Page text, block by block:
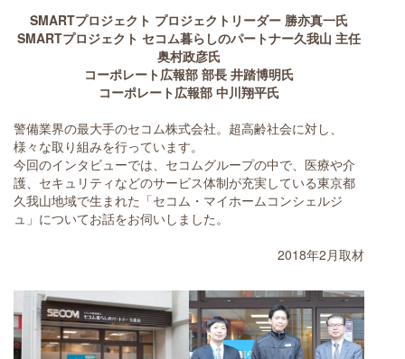
SMARTプロジェクト プロジェクトリーダー 勝亦真一氏
SMARTプロジェクト セコム暮らしのパートナー久我山 主任
奥村政彦氏
コーポレート広報部 部長 井踏博明氏
コーポレート広報部 中川翔平氏
警備業界の最大手のセコム株式会社。超高齢社会に対し、
様々な取り組みを行っています。
今回のインタビューでは、セコムグループの中で、医療や介
護、セキュリティなどのサービス体制が充実している東京都
久我山地域で生まれた「セコム・マイホームコンシェルジ
ュ」についてお話をお伺いしました。
2018年2月取材